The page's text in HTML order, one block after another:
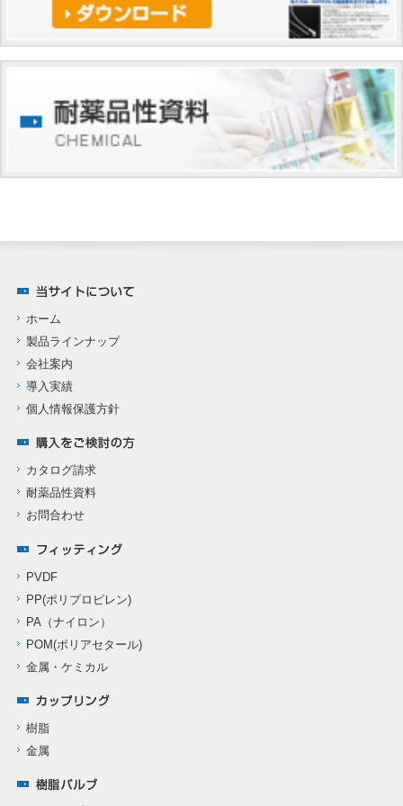
ホーム
製品ラインナップ
会社案内
導入実績
個人情報保護方針
カタログ請求
耐薬品性資料
お問合わせ
PVDF
PP(ポリプロピレン)
PA（ナイロン）
POM(ポリアセタール)
金属・ケミカル
樹脂
金属